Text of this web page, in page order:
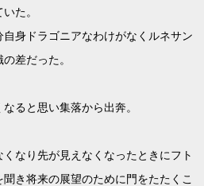
た。
身ドラゴニアなわけがなくルネサン
差だった。
ると思い集落から出奔。
なり先が見えなくなったときにフト
き将来の展望のために門をたたくこ